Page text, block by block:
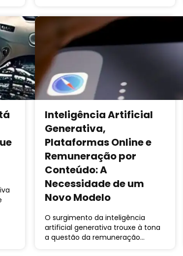
Inteligência Artificial
Generativa,
Plataformas Online e
Remuneração por
Conteúdo: A
Necessidade de um
Novo Modelo
O surgimento da inteligência
artificial generativa trouxe à tona
a questão da remuneração…